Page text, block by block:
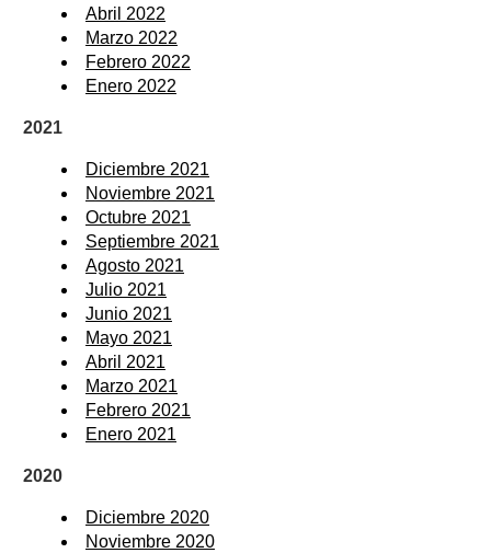
Abril 2022
Marzo 2022
Febrero 2022
Enero 2022
2021
Diciembre 2021
Noviembre 2021
Octubre 2021
Septiembre 2021
Agosto 2021
Julio 2021
Junio 2021
Mayo 2021
Abril 2021
Marzo 2021
Febrero 2021
Enero 2021
2020
Diciembre 2020
Noviembre 2020